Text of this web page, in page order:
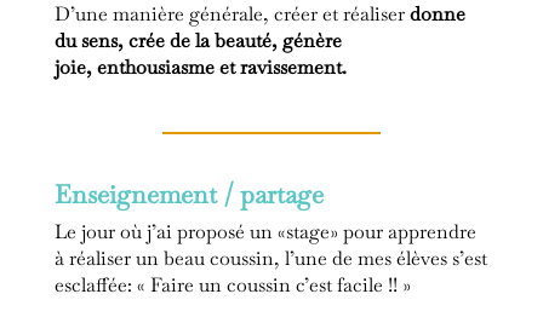
D’une manière générale, créer et réaliserdonne
du sens, crée de la beauté, génère
joie,enthousiasme et ravissement.
Enseignement / partage
Le jour où j’ai proposé un «stage» pour apprendre
à réaliser un beau coussin, l’une de mes élèves s’est
esclaffée: « Faire un coussin c’est facile !! »